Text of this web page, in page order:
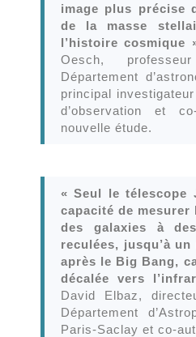
image plus précise
de la masse
l’histoire cosmique
Oesch,
Département
principal
d’observation et
nouvelle étude.
« Seul le télescope
capacité de mesurer
des galaxies à
reculées, jusqu’à
après le Big Bang,
décalée vers
David Elbaz,
Département
Paris-Saclay et co-